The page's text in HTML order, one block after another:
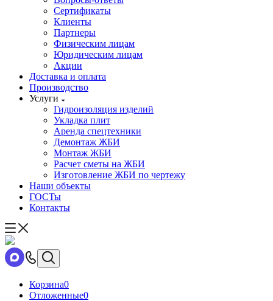
Сертификаты
Клиенты
Партнеры
Физическим лицам
Юридическим лицам
Акции
Доставка и оплата
Производство
Услуги
Гидроизоляция изделий
Укладка плит
Аренда спецтехники
Демонтаж ЖБИ
Монтаж ЖБИ
Расчет сметы на ЖБИ
Изготовление ЖБИ по чертежу
Наши объекты
ГОСТы
Контакты
Корзина0
Отложенные0